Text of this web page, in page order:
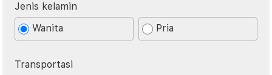
Jenis kelamin
Wanita
Pria
Transportasi